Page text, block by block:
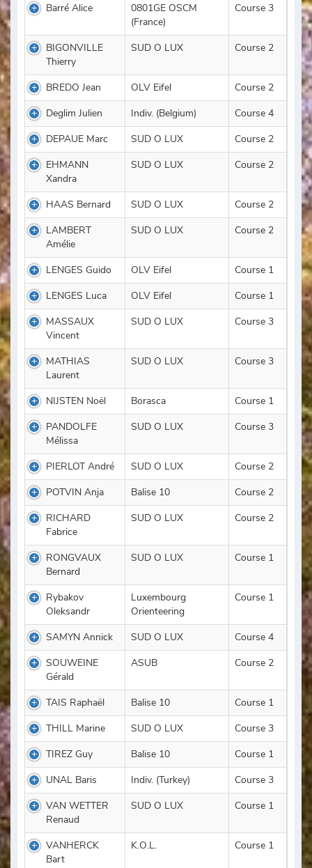
Barré Alice
0801GE OSCM
(France)
Course 3
BIGONVILLE
Thierry
SUD O LUX Course 2
BREDO Jean OLV Eifel
Course 2
Deglim Julien
Indiv. (Belgium)
Course 4
DEPAUE Marc
SUD O LUX
Course 2
EHMANN
Xandra
SUD O LUX Course 2
HAAS Bernard SUD O LUX
Course 2
LAMBERT
Amélie
SUD O LUX Course 2
LENGES Guido OLV Eifel
Course 1
LENGES Luca
OLV Eifel
Course 1
MASSAUX
Vincent
SUD O LUX Course 3
MATHIAS
Laurent
SUD O LUX Course 3
NIJSTEN Noël Borasca
Course 1
PANDOLFE
Mélissa
SUD O LUX Course 3
PIERLOT André SUD O LUX
Course 2
POTVIN Anja
Balise 10
Course 2
RICHARD
Fabrice
SUD O LUX Course 2
RONGVAUX
Bernard
SUD O LUX Course 1
Rybakov
Oleksandr
Luxembourg
Orienteering
Course 1
SAMYN Annick SUD O LUX
Course 4
SOUWEINE
Gérald
ASUB Course 2
TAIS Raphaël Balise 10
Course 1
THILL Marine
SUD O LUX
Course 3
TIREZ Guy
Balise 10
Course 1
UNAL Baris
Indiv. (Turkey)
Course 3
VAN WETTER
Renaud
SUD O LUX Course 1
VANHERCK
Bart
K.O.L. Course 1